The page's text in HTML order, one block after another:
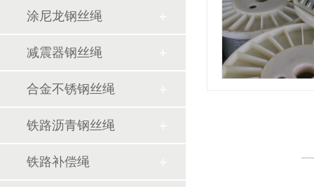
涂尼龙钢丝绳
减震器钢丝绳
合金不锈钢丝绳
铁路沥青钢丝绳
铁路补偿绳